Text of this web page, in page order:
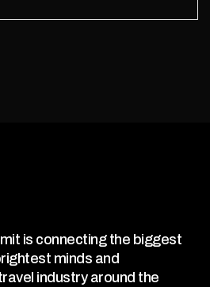
is connecting the biggest
minds and
industry around the